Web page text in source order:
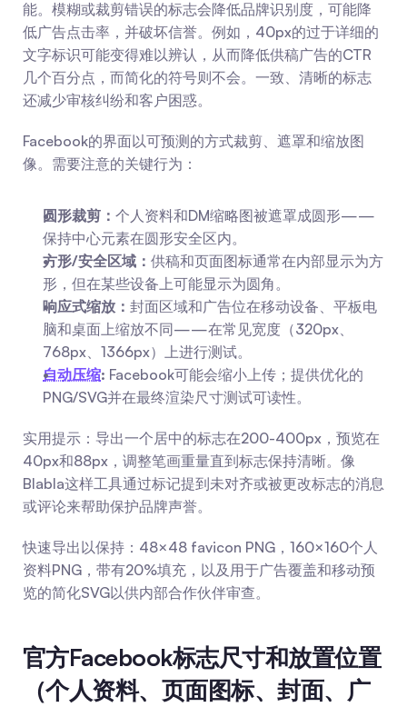
能。模糊或裁剪错误的标志会降低品牌识别度，可能降
低广告点击率，并破坏信誉。例如，40px的过于详细的
文字标识可能变得难以辨认，从而降低供稿广告的CTR
几个百分点，而简化的符号则不会。一致、清晰的标志
还减少审核纠纷和客户困惑。
Facebook的界面以可预测的方式裁剪、遮罩和缩放图
像。需要注意的关键行为：
圆形裁剪： 个人资料和DM缩略图被遮罩成圆形——
保持中心元素在圆形安全区内。
方形/安全区域： 供稿和页面图标通常在内部显示为方
形，但在某些设备上可能显示为圆角。
响应式缩放： 封面区域和广告位在移动设备、平板电
脑和桌面上缩放不同——在常见宽度（320px、
768px、1366px）上进行测试。
自动压缩: Facebook可能会缩小上传；提供优化的
PNG/SVG并在最终渲染尺寸测试可读性。
实用提示：导出一个居中的标志在200-400px，预览在
40px和88px，调整笔画重量直到标志保持清晰。像
Blabla这样工具通过标记提到未对齐或被更改标志的消息
或评论来帮助保护品牌声誉。
快速导出以保持：48×48 favicon PNG，160×160个人
资料PNG，带有20%填充，以及用于广告覆盖和移动预
览的简化SVG以供内部合作伙伴审查。
官方Facebook标志尺寸和放置位置
（个人资料、页面图标、封面、广